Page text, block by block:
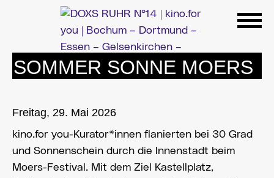
springen
SOMMER SONNE MOERS
Freitag, 29. Mai 2026
kino.for you-Kurator*innen flanierten bei 30 Grad
und Sonnenschein durch die Innenstadt beim
Moers-Festival. Mit dem Ziel Kastellplatz,